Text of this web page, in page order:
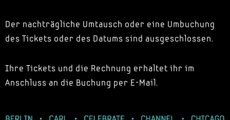
Der nachträgliche Umtausch oder eine Umbuchung
des Tickets oder des Datums sind ausgeschlossen.
Ihre Tickets und die Rechnung erhaltet ihr im
Anschluss an die Buchung per E-Mail.